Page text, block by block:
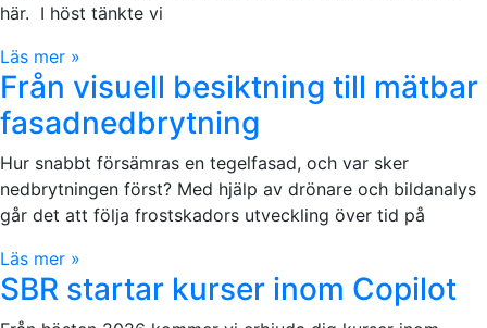
här. I höst tänkte vi
Läs mer »
Från visuell besiktning till mätbar
fasadnedbrytning
Hur snabbt försämras en tegelfasad, och var sker
nedbrytningen först? Med hjälp av drönare och bildanalys
går det att följa frostskadors utveckling över tid på
Läs mer »
SBR startar kurser inom Copilot